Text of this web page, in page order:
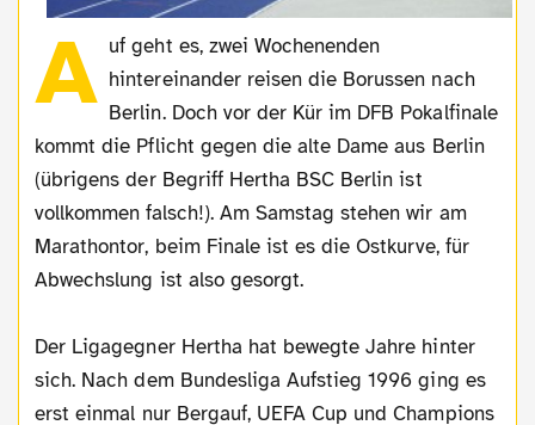
A uf geht es, zwei Wochenenden
hintereinander reisen die Borussen nach
Berlin. Doch vor der Kür im DFB Pokalfinale
kommt die Pflicht gegen die alte Dame aus Berlin
(übrigens der Begriff Hertha BSC Berlin ist
vollkommen falsch!). Am Samstag stehen wir am
Marathontor, beim Finale ist es die Ostkurve, für
Abwechslung ist also gesorgt.
Der Ligagegner Hertha hat bewegte Jahre hinter
sich. Nach dem Bundesliga Aufstieg 1996 ging es
erst einmal nur Bergauf, UEFA Cup und Champions